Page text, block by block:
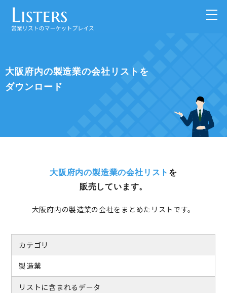
大阪府内の製造業の会社リストを
ダウンロード
大阪府内の製造業の会社リスト を
販売しています。
大阪府内の製造業の会社をまとめたリストです。
カテゴリ
製造業
リストに含まれるデータ